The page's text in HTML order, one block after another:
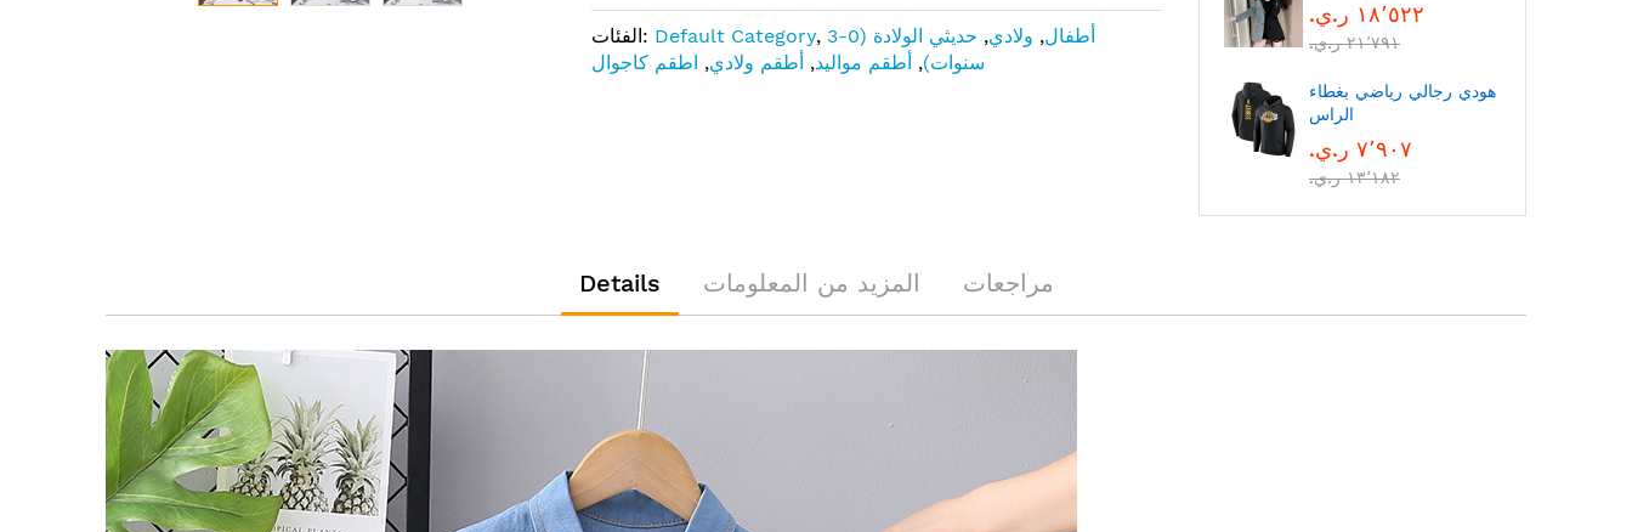
الفئات: Default Category, أطفال, ولادي,
حديثي الولادة (0-3
سنوات), أطقم مواليد, أطقم ولادي, اطقم كاجوال
١٨٬٥٢٢ ر.ي.‏
٢١٬٧٩١ ر.ي.‏
هودي رجالي رياضي بغطاء
الراس
٧٬٩٠٧ ر.ي.‏
١٣٬١٨٢ ر.ي.‏
Details المزيد من المعلومات مراجعات